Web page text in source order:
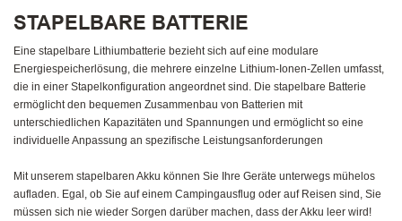
STAPELBARE BATTERIE
Eine stapelbare Lithiumbatterie bezieht sich auf eine modulare
Energiespeicherlösung, die mehrere einzelne Lithium-Ionen-Zellen umfasst,
die in einer Stapelkonfiguration angeordnet sind. Die stapelbare Batterie
ermöglicht den bequemen Zusammenbau von Batterien mit
unterschiedlichen Kapazitäten und Spannungen und ermöglicht so eine
individuelle Anpassung an spezifische Leistungsanforderungen
Mit unserem stapelbaren Akku können Sie Ihre Geräte unterwegs mühelos
aufladen. Egal, ob Sie auf einem Campingausflug oder auf Reisen sind, Sie
müssen sich nie wieder Sorgen darüber machen, dass der Akku leer wird!